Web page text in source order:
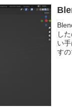
し
い
す